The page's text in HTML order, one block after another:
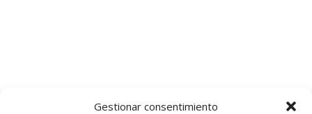
Gestionar consentimiento